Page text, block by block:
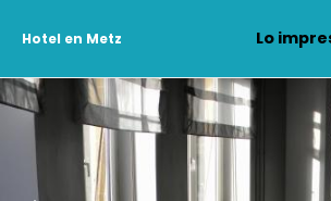
Hotel en Metz Lo